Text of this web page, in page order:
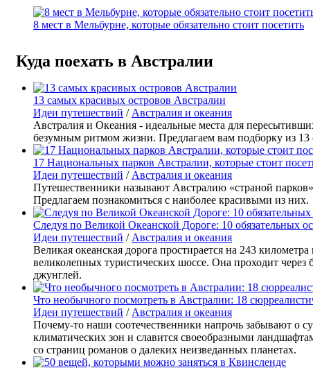
8 мест в Мельбурне, которые обязательно стоит посетить
Куда поехать в Австралии
13 самых красивых островов Австралии
Идеи путешествий / Австралия и океания
Австралия и Океания - идеальные места для
безумным ритмом жизни. Предлагаем вам подборку из 13
17 Национальных парков Австралии, которые стоит
Идеи путешествий / Австралия и океания
Путешественники называют Австралию «страной
Предлагаем познакомиться с наиболее красивыми из них.
Следуя по Великой Океанской Дороге: 10 обязательных
Идеи путешествий / Австралия и океания
Великая океанская дорога простирается на 243
великолепных туристических шоссе. Она проходит
джунглей.
Что необычного посмотреть в Австралии: 18
Идеи путешествий / Австралия и океания
Почему-то наши соотечественники напрочь забывают о
климатических зон и славится своеобразными
со страниц романов о далеких неизведанных планетах.